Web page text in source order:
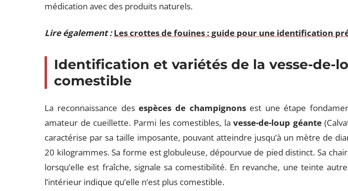
médication avec des produits naturels.
Lire également : Les crottes de fouines : guide pour une identification
Identification et variétés de la vesse-de-
comestible
La reconnaissance desespèces de champignonsest une étape
amateur de cueillette. Parmi les comestibles, lavesse-de-loup géante
caractérise par sa taille imposante, pouvant atteindre jusqu’à un mètre de
20 kilogrammes. Sa forme est globuleuse, dépourvue de pied distinct. Sa
lorsqu’elle est fraîche, signale sa comestibilité. En revanche, une teinte
l’intérieur indique qu’elle n’est plus comestible.